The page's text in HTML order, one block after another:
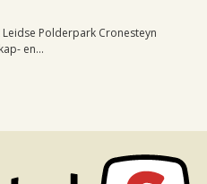
Polderpark Cronesteyn
en...